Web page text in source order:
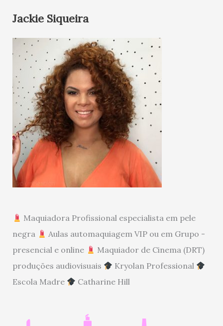
Jackie Siqueira
Maquiadora Profissional especialista em pele
negra
Aulas automaquiagem VIP ou em Grupo -
presencial e online
Maquiador de Cinema (DRT)
produções audiovisuais
Kryolan Professional
Escola Madre
Catharine Hill